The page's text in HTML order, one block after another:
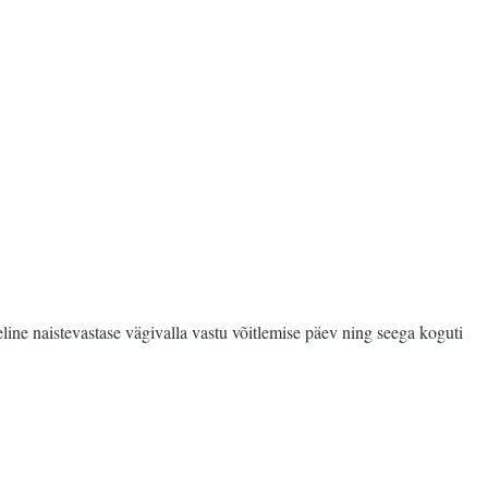
naistevastase vägivalla vastu võitlemise päev ning seega koguti